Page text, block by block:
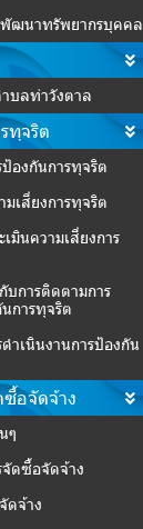
พัฒนาทรัพยากรบุคคล
บลท่าวังตาล
ทุจริต
องกันการทุจริต
มเสี่ยงการทุจริต
เมินความเสี่ยงการ
บการติดตามการ
การทุจริต
ำเนินงานการป้องกัน
ซื้อจัดจ้าง
ๆ
ดซื้อจัดจ้าง
ดจ้าง